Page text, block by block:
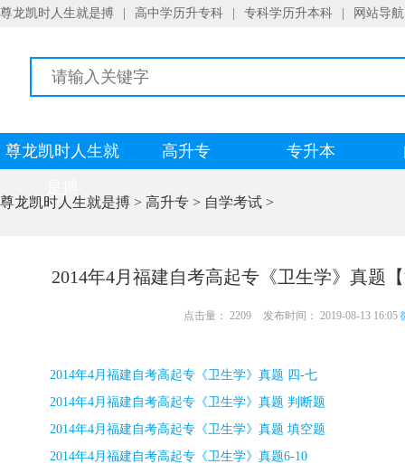
尊龙凯时人生就是搏 高中学历升专科 专科学历升本科 网站导航
尊龙凯时人生就
高升专 专升本
尊龙凯时人生就是搏 > 高升专 > 自学考试 >
2014年4月福建自考高起专《卫生学》真题
点击量： 2209 发布时间： 2019-08-13 16:05
2014年4月福建自考高起专《卫生学》真题 四-七
2014年4月福建自考高起专《卫生学》真题 判断题
2014年4月福建自考高起专《卫生学》真题 填空题
2014年4月福建自考高起专《卫生学》真题6-10